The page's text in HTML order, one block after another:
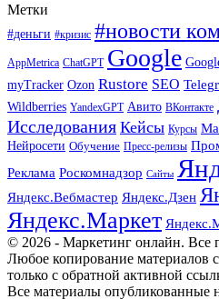
Метки
#деньги #кризис #новости
AppMetrica ChatGPT Google
myTracker Ozon Rustore SEO
Wildberries YandexGPT Авито ВКонтакте
Исследования Кейсы Курсы
Нейросети Обучение Пресс-релизы
Реклама Роскомнадзор Сайты
Яндекс.Вебмастер Яндекс.Дзен
Яндекс.Маркет
© 2026 - Маркетинг онлайн. Все
Любое копирование материалов
только с обратной активной
Все материалы опубликованные